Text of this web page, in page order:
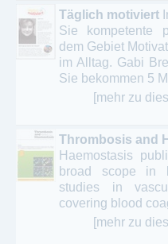
Täglich motiviert
Sie kompetente
dem Gebiet
im Alltag. Gabi
Sie bekommen 5
[mehr zu
Thrombosis and
Haemostasis
broad scope in
studies in
covering blood
[mehr zu